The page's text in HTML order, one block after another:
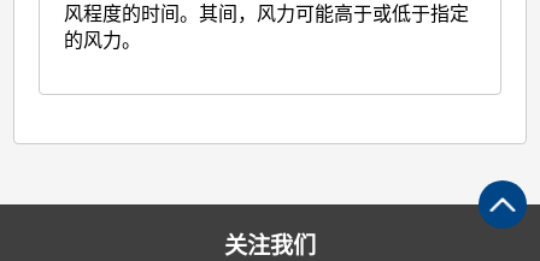
风程度的时间。其间，风力可能高于或低于指定
的风力。
关注我们